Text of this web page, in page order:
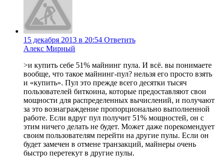
15 декабря 2013 в 20:54 Ответить
Алекс Мирный
>и купить себе 51% майнинг пула. И всё. вы понимаете
вообще, что такое майнинг-пул? нельзя его просто взять
и «купить». Пул это прежде всего десятки тысяч
пользователей биткоина, которые предоставляют свои
мощности для распределенных вычислений, и получают
за это вознаграждение пропорционально выполненной
работе. Если вдруг пул получит 51% мощностей, он с
этим ничего делать не будет. Может даже порекомендует
своим пользователям перейти на другие пулы. Если он
будет замечен в отмене транзакций, майнеры очень
быстро перетекут в другие пулы.